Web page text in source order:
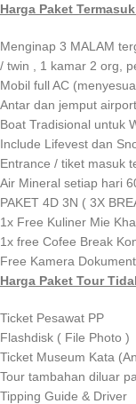
Harga Paket
Menginap 3 MALAM
/ twin , 1 kamar 2 org,
Mobil full AC
Antar dan jemput
Boat Tradisional untuk
Include Lifevest dan
Entrance / tiket masuk
Air Mineral setiap hari
PAKET 4D 3N ( 3X
1x Free Kuliner Mie
1x free Cofee Break
Free Kamera
Harga Paket Tour
Ticket Pesawat PP
Flashdisk ( File Photo )
Ticket Museum Kata
Tour tambahan diluar
Tipping Guide & Driver